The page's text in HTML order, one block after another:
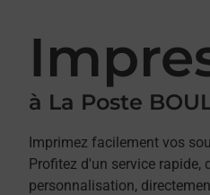
à La Poste
Imprimez facilement vos
Profitez d'un service
personnalisation,